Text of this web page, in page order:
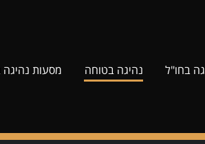
בחו"ל נהיגה בטוחה מסעות נהיגה